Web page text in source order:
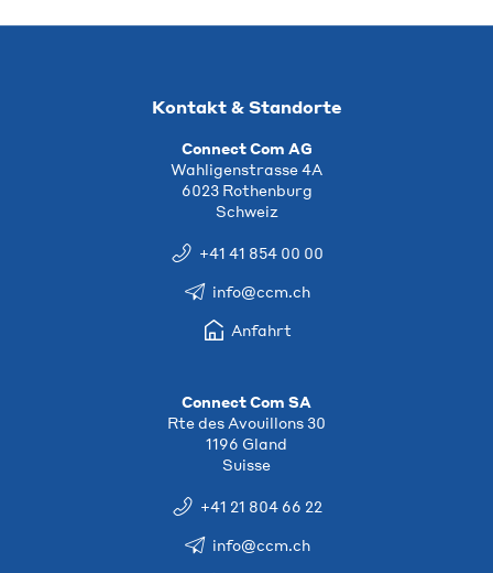
Kontakt & Standorte
Connect Com AG
Wahligenstrasse 4A
6023 Rothenburg
Schweiz
+41 41 854 00 00
info@ccm.ch
Anfahrt
Connect Com SA
Rte des Avouillons 30
1196 Gland
Suisse
+41 21 804 66 22
info@ccm.ch